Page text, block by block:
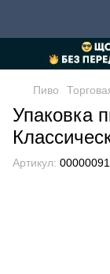
Пиво
Упаковка
Артикул: